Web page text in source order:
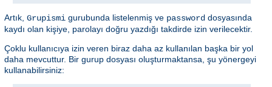
Artık, Grupismi gurubunda listelenmiş ve password dosyasında
kaydı olan kişiye, parolayı doğru yazdığı takdirde izin verilecektir.
Çoklu kullanıcıya izin veren biraz daha az kullanılan başka bir yol
daha mevcuttur. Bir gurup dosyası oluşturmaktansa, şu yönergeyi
kullanabilirsiniz: